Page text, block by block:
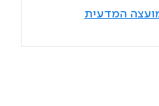
המדעית